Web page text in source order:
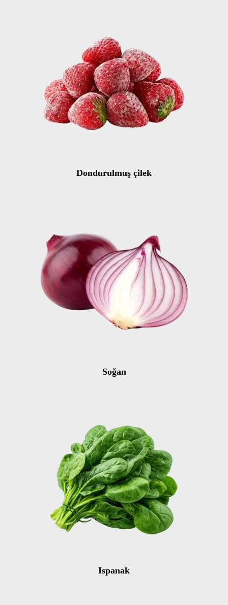
Dondurulmuş çilek
Soğan
Ispanak